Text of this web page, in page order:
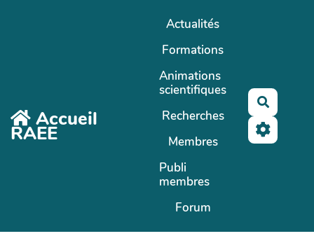
Accueil
RAEE
Actualités
Formations
Animations
scientifiques
Recherches
Membres
Publi
membres
Forum